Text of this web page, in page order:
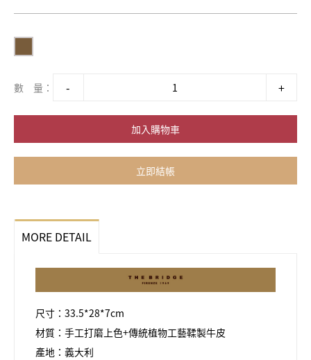
數 量：
加入購物車
立即結帳
MORE DETAIL
尺寸：33.5*28*7cm
材質：手工打磨上色+傳統植物工藝鞣製牛皮
產地：義大利